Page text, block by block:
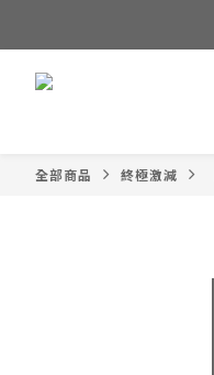
全部商品 終極激減